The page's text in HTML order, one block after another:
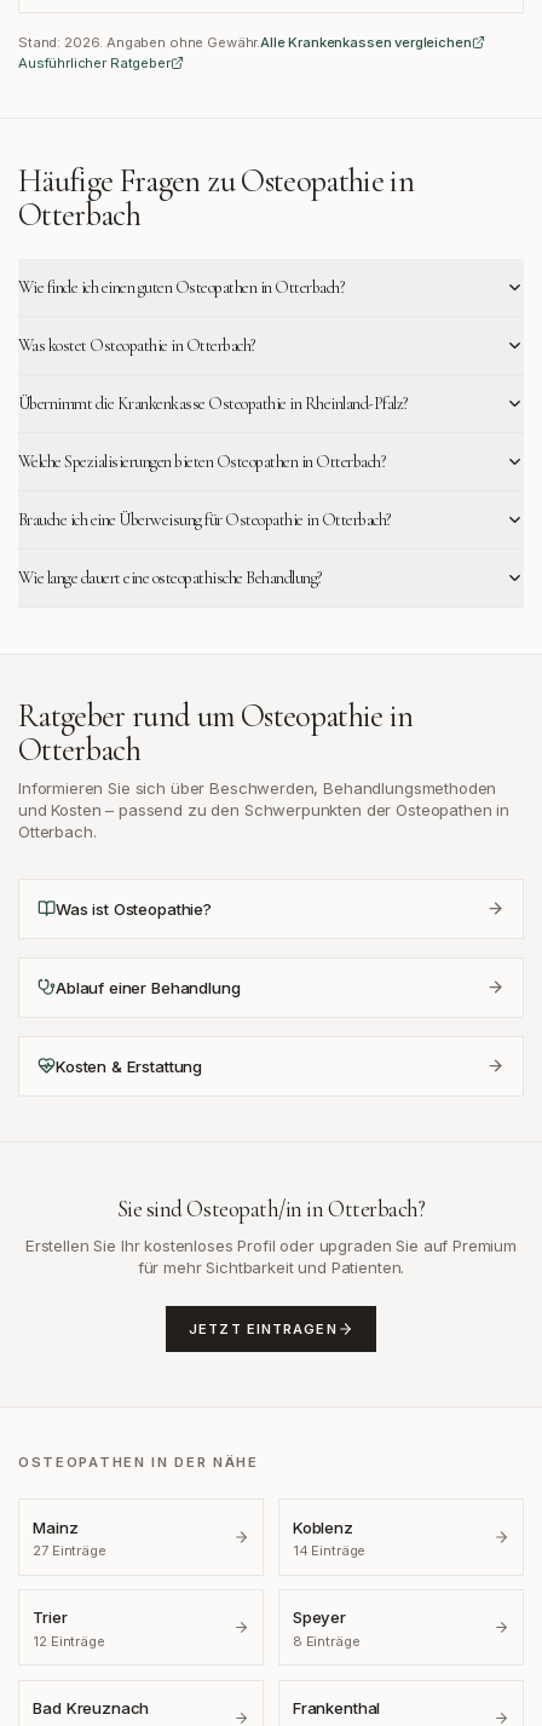
Stand: 2026 . Angaben ohne Gewähr. Alle Krankenkassen vergleichen
Ausführlicher Ratgeber
Häufige Fragen zu Osteopathie in
Otterbach
Wie finde ich einen guten Osteopathen in Otterbach?
Was kostet Osteopathie in Otterbach?
Übernimmt die Krankenkasse Osteopathie in Rheinland-Pfalz?
Welche Spezialisierungen bieten Osteopathen in Otterbach?
Brauche ich eine Überweisung für Osteopathie in Otterbach?
Wie lange dauert eine osteopathische Behandlung?
Ratgeber rund um Osteopathie in
Otterbach
Informieren Sie sich über Beschwerden, Behandlungsmethoden
und Kosten – passend zu den Schwerpunkten der Osteopathen in
Otterbach.
Was ist Osteopathie?
Ablauf einer Behandlung
Kosten & Erstattung
Sie sind Osteopath/in inOtterbach?
Erstellen Sie Ihr kostenloses Profil oder upgraden Sie auf Premium
für mehr Sichtbarkeit und Patienten.
JETZT EINTRAGEN
OSTEOPATHEN IN DER NÄHE
Mainz
27Einträge
Koblenz
14 Einträge
Trier
12 Einträge
Speyer
8 Einträge
Bad Kreuznach Frankenthal